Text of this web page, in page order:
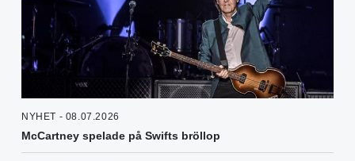
NYHET - 08.07.2026
McCartney spelade på Swifts bröllop